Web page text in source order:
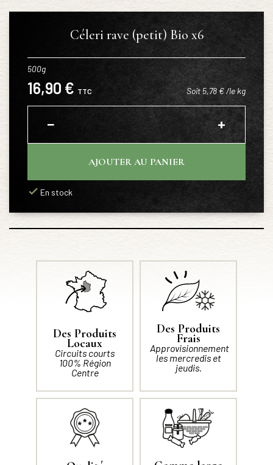
Céleri rave (petit) Bio x6
500g
16,90 € TTC Soit 5,78 € /le kg
− +
AJOUTER AU PANIER
En stock
Des Produits
Locaux
Circuits courts
100% Région
Centre
Des Produits
Frais
Approvisionnement
les mercredis et
jeudis.